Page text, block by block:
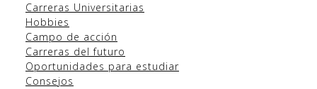
Carreras Universitarias
Hobbies
Campo de acción
Carreras del futuro
Oportunidades para estudiar
Consejos